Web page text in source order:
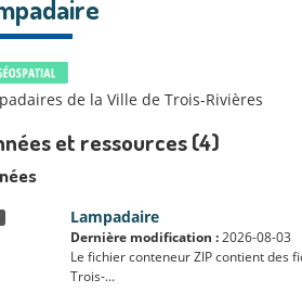
de la Ville de Trois-Rivières
et ressources (4)
Lampadaire
Dernière modification :2026-08-03
Le fichier conteneur ZIP contient des
Trois-...